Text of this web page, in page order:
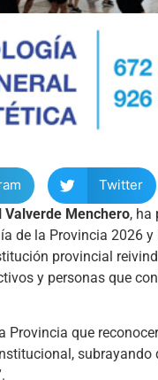
Twitter
Valverde Menchero, ha
de la Provincia 2026
provincial
y personas que
que